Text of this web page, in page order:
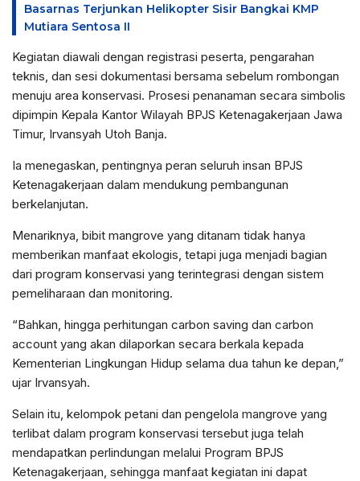
Basarnas Terjunkan Helikopter Sisir Bangkai KMP
Mutiara Sentosa II
Kegiatan diawali dengan registrasi peserta, pengarahan
teknis, dan sesi dokumentasi bersama sebelum rombongan
menuju area konservasi. Prosesi penanaman secara simbolis
dipimpin Kepala Kantor Wilayah BPJS Ketenagakerjaan Jawa
Timur, Irvansyah Utoh Banja.
Ia menegaskan, pentingnya peran seluruh insan BPJS
Ketenagakerjaan dalam mendukung pembangunan
berkelanjutan.
Menariknya, bibit mangrove yang ditanam tidak hanya
memberikan manfaat ekologis, tetapi juga menjadi bagian
dari program konservasi yang terintegrasi dengan sistem
pemeliharaan dan monitoring.
“Bahkan, hingga perhitungan carbon saving dan carbon
account yang akan dilaporkan secara berkala kepada
Kementerian Lingkungan Hidup selama dua tahun ke depan,”
ujar Irvansyah.
Selain itu, kelompok petani dan pengelola mangrove yang
terlibat dalam program konservasi tersebut juga telah
mendapatkan perlindungan melalui Program BPJS
Ketenagakerjaan, sehingga manfaat kegiatan ini dapat